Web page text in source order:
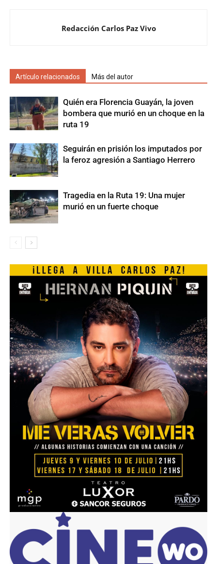
Redacción Carlos Paz Vivo
Artículo relacionados Más del autor
Quién era Florencia Guayán, la joven
bombera que murió en un choque en la
ruta 19
Seguirán en prisión los imputados por
la feroz agresión a Santiago Herrero
Tragedia en la Ruta 19: Una mujer
murió en un fuerte choque